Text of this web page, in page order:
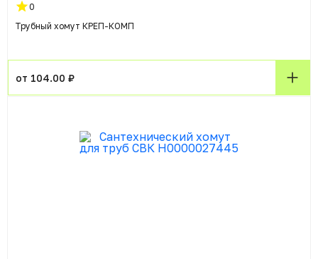
0
Трубный хомут КРЕП-КОМП
от 104.00 ₽